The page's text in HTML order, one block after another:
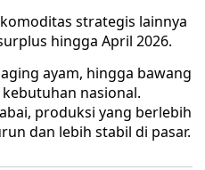
strategis lainnya
hingga April 2026.
ayam, hingga bawang
nasional.
produksi yang berlebih
dan lebih stabil di pasar.